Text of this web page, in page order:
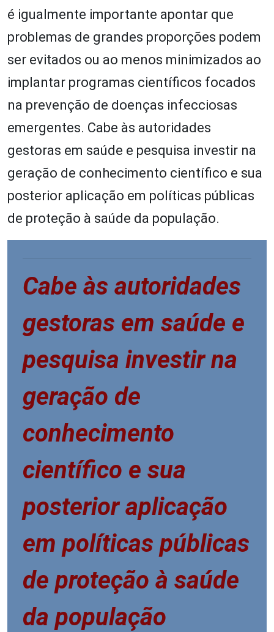
é igualmente importante apontar que
problemas de grandes proporções podem
ser evitados ou ao menos minimizados ao
implantar programas científicos focados
na prevenção de doenças infecciosas
emergentes. Cabe às autoridades
gestoras em saúde e pesquisa investir na
geração de conhecimento científico e sua
posterior aplicação em políticas públicas
de proteção à saúde da população.
Cabe às autoridades
gestoras em saúde e
pesquisa investir na
geração de
conhecimento
científico e sua
posterior aplicação
em políticas públicas
de proteção à saúde
da população